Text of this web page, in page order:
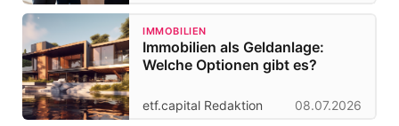
IMMOBILIEN
Immobilien als Geldanlage:
Welche Optionen gibt es?
etf.capital Redaktion 08.07.2026